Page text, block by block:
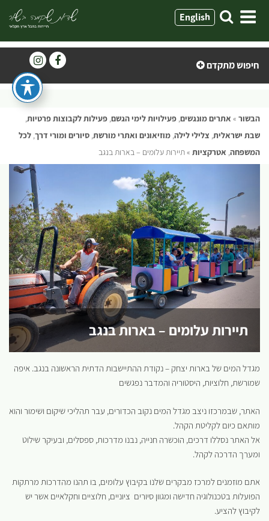
לתוכן
English
חיפוש מתקדם
הבשור » אתרים מונגשים, פעילויות לימי הגשם, פעילות לקבוצות פרטיות,
שבת ישראלית, צלילי לילה, מוזיאונים ואתרי מורשת, סיורים ומורי דרך, לכל
המשפחה, אטרקציות »תיירות עלומים – בארות בנגב
תיירות עלומים – בארות בנגב
מגדל המים של בארות יצחק – נקודת ההתיישבות הדתית הראשונה בנגב. איפה
שמורשת, חלוציות, היסטוריה והמדבר נפגשים
האתר, שבמרכזו ניצב מגדל המים נקוב הכדורים, עבר תהליכי שיקום ושימור והוא
מותאם כיום לקליטת הקהל.
אל האתר נסללו דרכים, הוכשרה חנייה, נבנו מדרכות, ספסלים, ובעיקר שילוט
ומערך הדרכה לקהל.
אתם מוזמנים למרכז מבקרים שלנו בקיבוץ עלומים, בו תהנו מהדרכות מרתקות
הפועלות בטכנולוגיה חדישה ומגוון סיורים ציוניים, חלוציים וחקלאיים אשר יש
לקיבוץ להציע.